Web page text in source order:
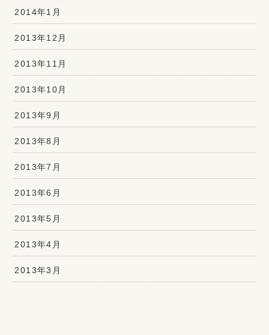
2014年1月
2013年12月
2013年11月
2013年10月
2013年9月
2013年8月
2013年7月
2013年6月
2013年5月
2013年4月
2013年3月